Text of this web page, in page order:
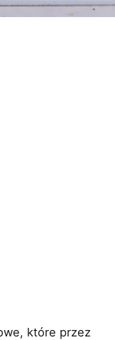
które przez